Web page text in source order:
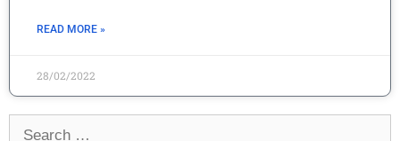
READ MORE »
28/02/2022